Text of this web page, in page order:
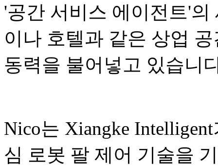
'공간 서비스 에이전트'
이나 호텔과 같은 상업
동력을 불어넣고 있습니
Nico는 Xiangke
심 로봇 팔 제어 기술을